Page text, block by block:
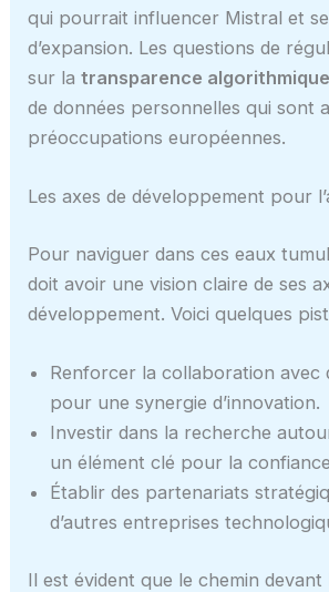
qui pourrait influencer Mistral et
d’expansion. Les questions de
sur latransparence algorithmique
de données personnelles qui sont
préoccupations européennes.
Les axes de développement pour
Pour naviguer dans ces eaux
doit avoir une vision claire de ses
développement. Voici quelques
Renforcer la collaboration avec
pour une synergie d’innovation.
Investir dans la recherche
un élément clé pour la
Établir des partenariats
d’autres entreprises
Il est évident que le chemin devant